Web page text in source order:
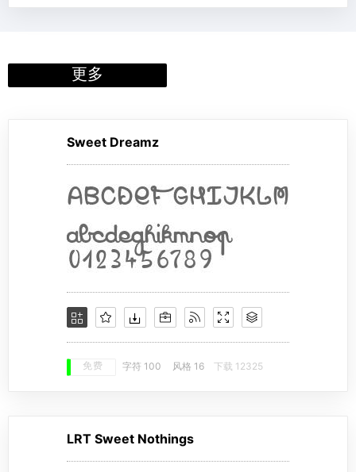
更多
Sweet Dreamz
免费 字符 100 风格 16 下载 12325
LRT Sweet Nothings